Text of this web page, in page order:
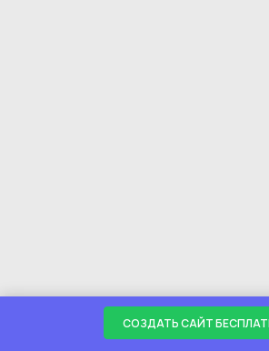
СОЗДАТЬ САЙТ